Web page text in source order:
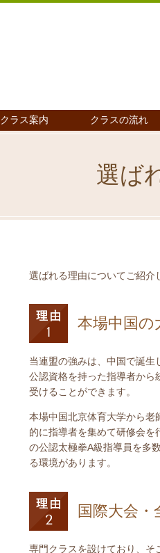
クラス案内 クラスの流れ
選ば
選ばれる理由についてご紹介
本場中国
当連盟の強みは、中国で誕生
公認資格を持った指導者から
受けることができます。
本場中国北京体育大学から老
的に指導者を集めて研修会を
の公認太極拳A級指導員を多
る環境があります。
国際大会
専門クラスを設けており、そ